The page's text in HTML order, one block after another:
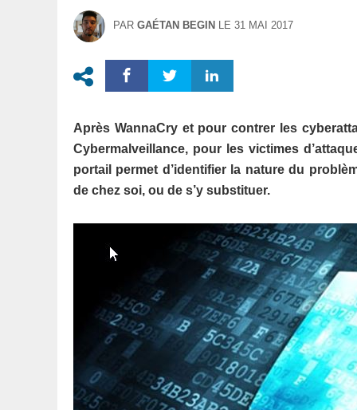
PAR GAÉTAN BEGIN LE 31 MAI 2017
Après WannaCry et pour contrer les
Cybermalveillance, pour les victimes
portail permet d’identifier la nature du
de chez soi, ou de s’y substituer.